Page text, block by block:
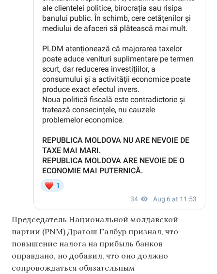
Председатель Национальной молдавской
партии (PNM) Драгош Галбур признал, что
повышение налога на прибыль банков
оправдано, но добавил, что оно должно
сопровождаться обязательным